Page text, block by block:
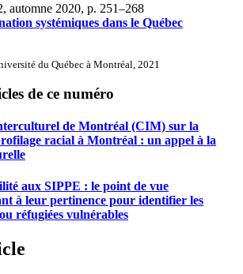
automne 2020, p. 251–268
systémiques dans le Québec
du Québec à Montréal, 2021
de ce numéro
de Montréal (CIM) sur la
racial à Montréal : un appel à la
aux SIPPE : le point de vue
à leur pertinence pour identifier les
réfugiées vulnérables